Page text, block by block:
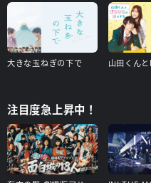
大きな玉ねぎの下で
注目度急上昇中！